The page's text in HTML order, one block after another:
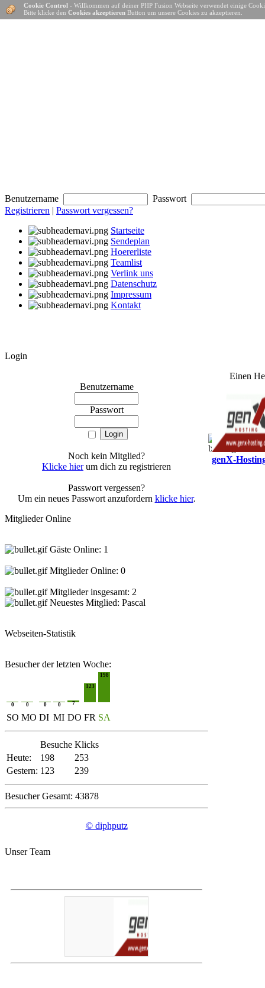
Benutzername
Passwort
Registrieren | Passwort vergessen?
Startseite
Sendeplan
Hoererliste
Teamlist
Verlink uns
Datenschutz
Impressum
Kontakt
Login
Benutzername
Passwort
Noch kein Mitglied?
Klicke hierum dich zu registrieren
Passwort vergessen?
Um ein neues Passwort anzufordern klicke hier.
Mitglieder Online
Gäste Online: 1
Mitglieder Online: 0
Mitglieder insgesamt: 2
Neuestes Mitglied: Pascal
Webseiten-Statistik
Besucher der letzten Woche:
0 0 0 0 7
123
198
SO MO DI MI DO FR SA
Besuche Klicks
Heute:
198
253
Gestern: 123 239
Besucher Gesamt: 43878
© diphputz
Unser Team
Einen
genX-
Cookie Control - Willkommen auf deiner PHP Fusion Webseite verwendet einige
Bitte klicke den Cookies akzeptieren Button um unsere Cookies zu akzeptieren.